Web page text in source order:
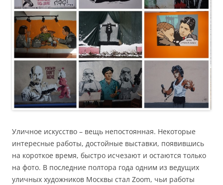
Уличное искусство – вещь непостоянная. Некоторые
интересные работы, достойные выставки, появившись
на короткое время, быстро исчезают и остаются только
на фото. В последние полтора года одним из ведущих
уличных художников Москвы стал Zoom, чьи работы